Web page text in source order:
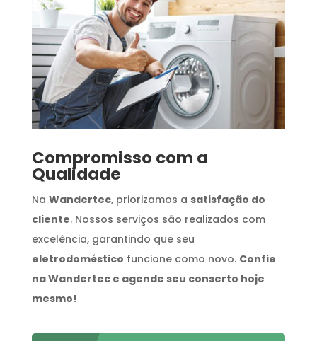
Compromisso com a
Qualidade
Na Wandertec, priorizamos a satisfação do
cliente. Nossos serviços são realizados com
excelência, garantindo que seu
eletrodoméstico funcione como novo. Confie
na Wandertec e agende seu conserto hoje
mesmo!